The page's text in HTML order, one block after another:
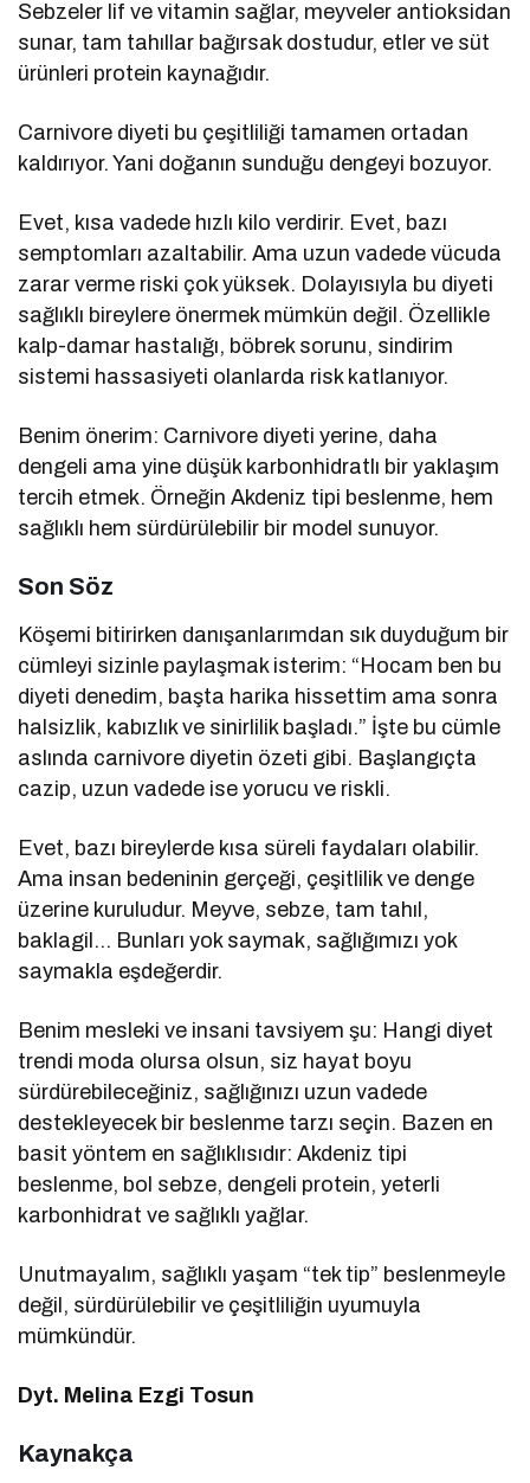
Sebzeler lif ve vitamin sağlar, meyveler antioksidan
sunar, tam tahıllar bağırsak dostudur, etler ve süt
ürünleri protein kaynağıdır.
Carnivore diyeti bu çeşitliliği tamamen ortadan
kaldırıyor. Yani doğanın sunduğu dengeyi bozuyor.
Evet, kısa vadede hızlı kilo verdirir. Evet, bazı
semptomları azaltabilir. Ama uzun vadede vücuda
zarar verme riski çok yüksek. Dolayısıyla bu diyeti
sağlıklı bireylere önermek mümkün değil. Özellikle
kalp-damar hastalığı, böbrek sorunu, sindirim
sistemi hassasiyeti olanlarda risk katlanıyor.
Benim önerim: Carnivore diyeti yerine, daha
dengeli ama yine düşük karbonhidratlı bir yaklaşım
tercih etmek. Örneğin Akdeniz tipi beslenme, hem
sağlıklı hem sürdürülebilir bir model sunuyor.
Son Söz
Köşemi bitirirken danışanlarımdan sık duyduğum bir
cümleyi sizinle paylaşmak isterim: “Hocam ben bu
diyeti denedim, başta harika hissettim ama sonra
halsizlik, kabızlık ve sinirlilik başladı.” İşte bu cümle
aslında carnivore diyetin özeti gibi. Başlangıçta
cazip, uzun vadede ise yorucu ve riskli.
Evet, bazı bireylerde kısa süreli faydaları olabilir.
Ama insan bedeninin gerçeği, çeşitlilik ve denge
üzerine kuruludur. Meyve, sebze, tam tahıl,
baklagil… Bunları yok saymak, sağlığımızı yok
saymakla eşdeğerdir.
Benim mesleki ve insani tavsiyem şu: Hangi diyet
trendi moda olursa olsun, siz hayat boyu
sürdürebileceğiniz, sağlığınızı uzun vadede
destekleyecek bir beslenme tarzı seçin. Bazen en
basit yöntem en sağlıklısıdır: Akdeniz tipi
beslenme, bol sebze, dengeli protein, yeterli
karbonhidrat ve sağlıklı yağlar.
Unutmayalım, sağlıklı yaşam “tek tip” beslenmeyle
değil, sürdürülebilir ve çeşitliliğin uyumuyla
mümkündür.
Dyt. Melina Ezgi Tosun
Kaynakça